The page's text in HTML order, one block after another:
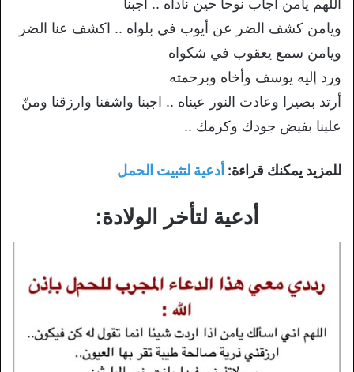
ويامن كشف الضر عن أيوب في بلواه .. اكشف عنا الضر
ويامن سمع يعقوب في شكواه
ورد إليه يوسف وأخاه وبرحمته
أرتد بصيرا وعادت النور عيناه .. اجبنا واشفنا وارزقنا ومنّ
علينا بفيض جودك وكرمك ..
للمزيد يمكنك قراءة: أدعية لتثبيت الحمل
أدعية لتأخر الولادة: